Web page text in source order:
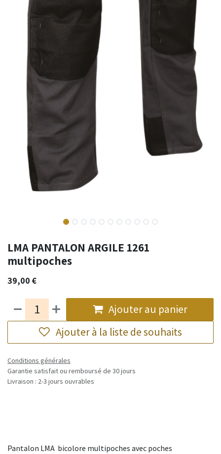
LMA PANTALON ARGILE 1261
multipoches
39,00 €
Ajouter au panier
Ajouter à la liste de souhaits
Conditions générales
Garantie satisfait ou remboursé de 30 jours
Livraison : 2-3 jours ouvrables
Pantalon LMA bicolore multipoches avec poches